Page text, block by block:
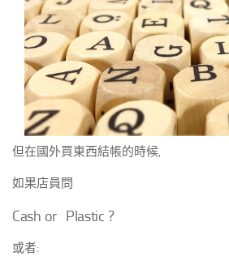
但在國外買東西結帳的時候,
如果店員問
Cash or Plastic ?
或者: